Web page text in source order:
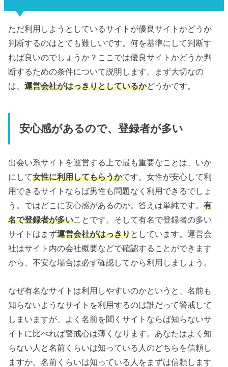
ただ利用しようとしているサイトが優良サイトかどうか
判断するのはとても難しいです。何を基準にして判断す
れば良いのでしょうか？ここでは優良サイトかどうか判
断するための条件について説明します。まず大切なの
は、運営会社がはっきりとしているかどうかです。
安心感があるので、登録者が多い
出会い系サイトを運営する上で最も重要なことは、いか
にして女性に利用してもらうかです。女性が安心して利
用できるサイトならば男性も問題なく利用できるでしょ
う。ではどこに安心感があるのか。答えは単純です。有
名で登録者が多いことです。そして有名で登録者の多い
サイトはまず運営会社がはっきりとしています。運営会
社はサイト内の会社概要などで確認することができます
から、不安な場合は必ず確認してから利用しましょう。
なぜ有名なサイトは利用しやすいのかというと、名前も
知らないようなサイトを利用するのは誰だって警戒して
しまいますが、よく名前を聞くサイトならば知らないサ
イトに比べれば警戒心は薄くなります。あなたはよく知
らない人と名前くらいは知っている人のどちらを信頼し
ますか。名前くらいは知っている人をまずは信頼します